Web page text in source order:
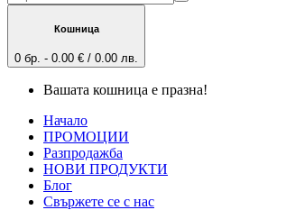
Кошница
0 бр. - 0.00 € / 0.00 лв.
Вашата кошница е празна!
Начало
ПРОМОЦИИ
Разпродажба
НОВИ ПРОДУКТИ
Блог
Свържете се с нас